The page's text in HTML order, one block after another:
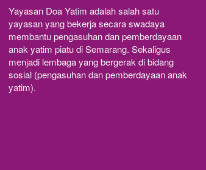
Yayasan Doa Yatim adalah salah satu
yayasan yang bekerja secara swadaya
membantu pengasuhan dan pemberdayaan
anak yatim piatu di Semarang. Sekaligus
menjadi lembaga yang bergerak di bidang
sosial (pengasuhan dan pemberdayaan anak
yatim).